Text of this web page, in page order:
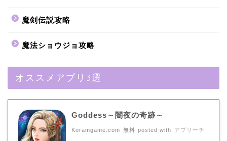
魔剣伝説攻略
魔法ショウジョ攻略
オススメアプリ3選
Goddess～闇夜の奇跡～
Koramgame.com 無料 posted with アプリーチ